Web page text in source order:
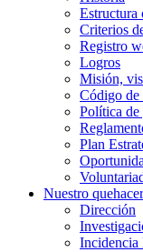
Estructura
Criterios
Registro
Logros
Misión,
Código de
Política de
Plan
Nuestro quehacer
Dirección
Incidencia